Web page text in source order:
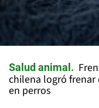
Salud animal
chilena logró
en perros